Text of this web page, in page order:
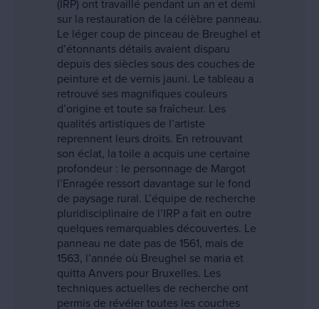
(IRP) ont travaillé pendant un an et demi
sur la restauration de la célèbre panneau.
Le léger coup de pinceau de Breughel et
d’étonnants détails avaient disparu
depuis des siècles sous des couches de
peinture et de vernis jauni. Le tableau a
retrouvé ses magnifiques couleurs
d’origine et toute sa fraîcheur. Les
qualités artistiques de l’artiste
reprennent leurs droits. En retrouvant
son éclat, la toile a acquis une certaine
profondeur : le personnage de Margot
l’Enragée ressort davantage sur le fond
de paysage rural. L’équipe de recherche
pluridisciplinaire de l’IRP a fait en outre
quelques remarquables découvertes. Le
panneau ne date pas de 1561, mais de
1563, l’année où Breughel se maria et
quitta Anvers pour Bruxelles. Les
techniques actuelles de recherche ont
permis de révéler toutes les couches